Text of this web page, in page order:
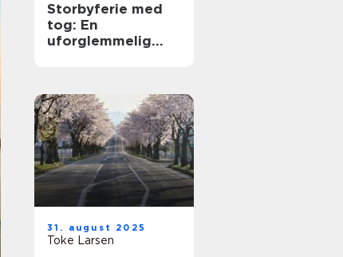
Storbyferie med
tog: En
uforglemmelig
31. august 2025
Toke Larsen